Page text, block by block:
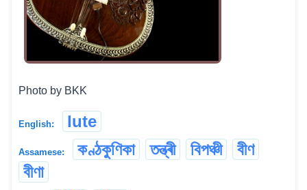
Photo by BKK
English: lute
Assamese: কণ্ঠকুণিকা তন্ত্ৰী বিপঞ্চী
বীণ
বীণা